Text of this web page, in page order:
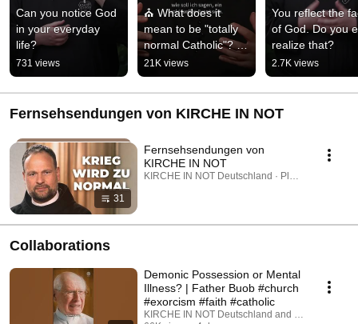
Can you notice God
in your everyday
life?
731 views
⛪ What does it
mean to be "totally
normal Catholic"? |
Father Karl Wallner
21K views
You reflect the
of God. Do you
realize that?
2.7K views
Fernsehsendungen von KIRCHE IN NOT
31
Fernsehsendungen von
KIRCHE IN NOT
KIRCHE IN NOT Deutschland · Playlist
Collaborations
Demonic Possession or Mental
Illness? | Father Buob #church
#exorcism #faith #catholic
KIRCHE IN NOT Deutschland and St. Ulrich